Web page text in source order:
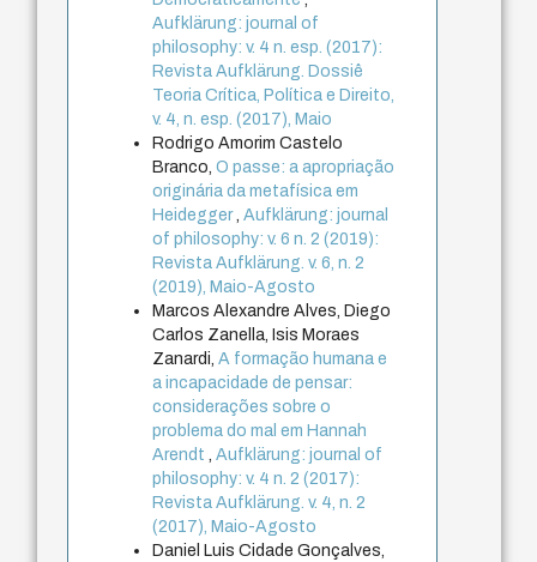
Aufklärung: journal of
philosophy: v. 4 n. esp. (2017):
Revista Aufklärung. Dossiê
Teoria Crítica, Política e Direito,
v. 4, n. esp. (2017), Maio
Rodrigo Amorim Castelo
Branco,O passe: a apropriação
originária da metafísica em
Heidegger,Aufklärung: journal
of philosophy: v. 6 n. 2 (2019):
Revista Aufklärung. v. 6, n. 2
(2019), Maio-Agosto
Marcos Alexandre Alves, Diego
Carlos Zanella, Isis Moraes
Zanardi,A formação humana e
a incapacidade de pensar:
considerações sobre o
problema do mal em Hannah
Arendt,Aufklärung: journal of
philosophy: v. 4 n. 2 (2017):
Revista Aufklärung. v. 4, n. 2
(2017), Maio-Agosto
Daniel Luis Cidade Gonçalves,